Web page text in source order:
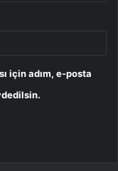
için adım, e-posta